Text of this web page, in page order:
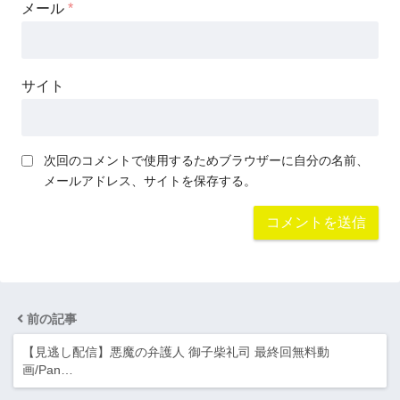
メール *
サイト
次回のコメントで使用するためブラウザーに自分の名前、
メールアドレス、サイトを保存する。
前の記事
【見逃し配信】悪魔の弁護人 御子柴礼司 最終回無料動
画/Pan…